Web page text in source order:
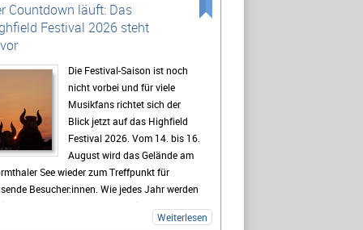
Countdown läuft: Das
Festival 2026 steht
Die Festival-Saison ist noch
nicht vorbei und für viele
Musikfans richtet sich der
Blick jetzt auf das Highfield
Festival 2026. Vom 14. bis 16.
August wird das Gelände am
See wieder zum Treffpunkt für
Besucher:innen. Wie jedes Jahr werden
Fans aus ganz Deutschland erwartet,
sich auf drei Tage mit Live-Musik, Camping
Weiterlesen